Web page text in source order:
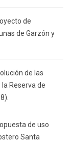
de
de Garzón y
de las
Reserva de
de uso
Santa